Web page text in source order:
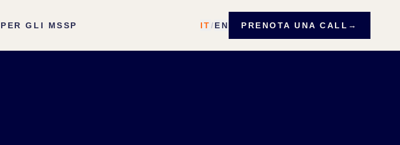
PER GLI MSSP IT/EN PRENOTA UNA CALL →